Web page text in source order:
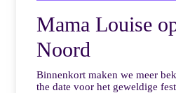
Mama Louise
Noord
Binnenkort maken we meer
the date voor het geweldige